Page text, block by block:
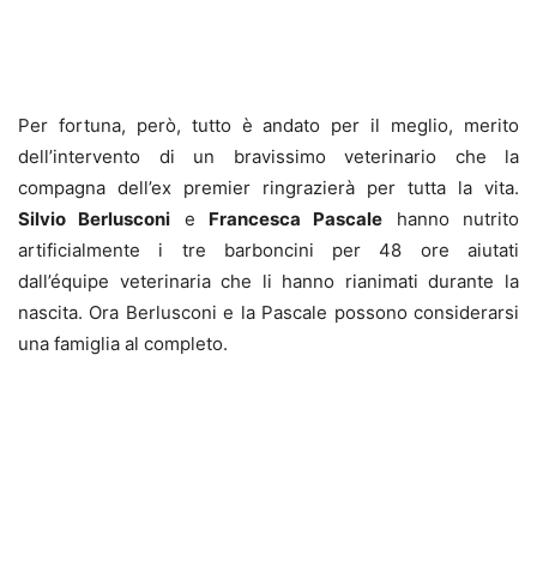
Per fortuna, però, tutto è andato per il meglio, merito
dell’intervento di un bravissimo veterinario che la
compagna dell’ex premier ringrazierà per tutta la vita.
Silvio Berlusconi e Francesca Pascale hanno nutrito
artificialmente i tre barboncini per 48 ore aiutati
dall’équipe veterinaria che li hanno rianimati durante la
nascita. Ora Berlusconi e la Pascale possono considerarsi
una famiglia al completo.